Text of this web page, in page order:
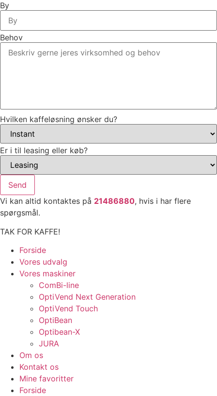
By
Behov
Hvilken kaffeløsning ønsker du?
Er i til leasing eller køb?
Send
Vi kan altid kontaktes på 21486880, hvis i har flere
spørgsmål.
TAK FOR KAFFE!
Forside
Vores udvalg
Vores maskiner
ComBi-line
OptiVend Next Generation
OptiVend Touch
OptiBean
Optibean-X
JURA
Om os
Kontakt os
Mine favoritter
Forside